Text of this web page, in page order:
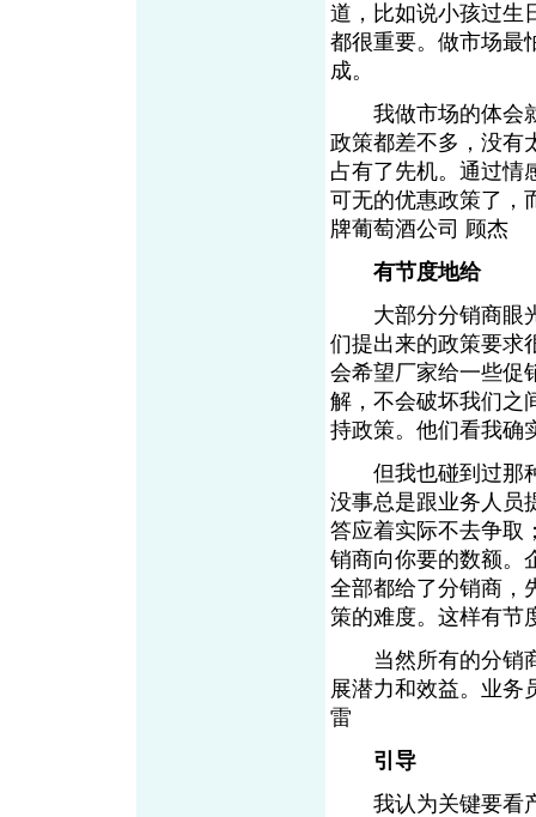
道，比如说小孩过生
都很重要。做市场最
成。
我做市场的体会就
政策都差不多，没有
占有了先机。通过情
可无的优惠政策了，
牌葡萄酒公司 顾杰
有节度地给
大部分分销商眼光
们提出来的政策要求
会希望厂家给一些促
解，不会破坏我们之
持政策。他们看我确
但我也碰到过那种
没事总是跟业务人员
答应着实际不去争取
销商向你要的数额。
全部都给了分销商，
策的难度。这样有节
当然所有的分销商
展潜力和效益。业务
雷
引导
我认为关键要看产